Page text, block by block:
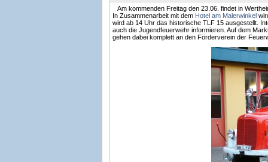
Am kommenden Freitag den 23.06. findet in
In Zusammenarbeit mit dem Hotel am Malerwinkel
wird ab 14 Uhr das historische TLF 15 ausgestellt.
auch die Jugendfeuerwehr informieren. Auf dem
gehen dabei komplett an den Förderverein der